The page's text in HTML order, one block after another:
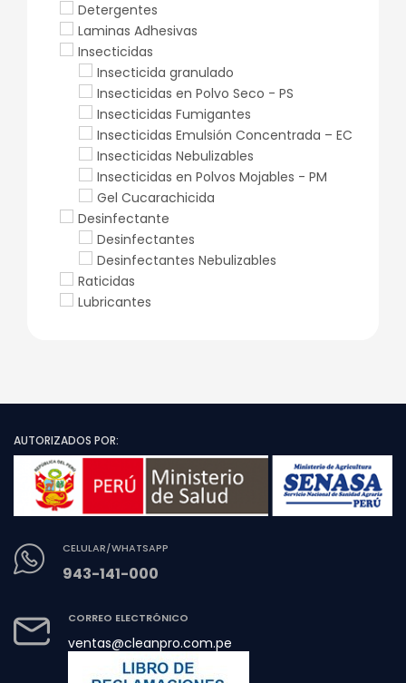
Detergentes
Laminas Adhesivas
Insecticidas
Insecticida granulado
Insecticidas en Polvo Seco - PS
Insecticidas Fumigantes
Insecticidas Emulsión Concentrada – EC
Insecticidas Nebulizables
Insecticidas en Polvos Mojables - PM
Gel Cucarachicida
Desinfectante
Desinfectantes
Desinfectantes Nebulizables
Raticidas
Lubricantes
AUTORIZADOS POR:
CELULAR/WHATSAPP
943-141-000
CORREO ELECTRÓNICO
ventas@cleanpro.com.pe